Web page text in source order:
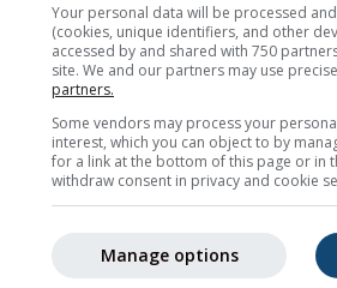
Your personal data will be processed
(cookies, unique identifiers, and other
accessed by and shared with 750
site. We and our partners may use
partners.
Some vendors may process your
interest, which you can object to by
for a link at the bottom of this page or in
withdraw consent in privacy and cookie
Manage options